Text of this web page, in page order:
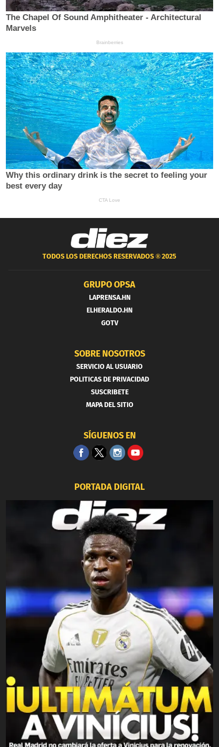
TODOS LOS DERECHOS RESERVADOS ®2025
GRUPO OPSA
LAPRENSA.HN
ELHERALDO.HN
GOTV
SOBRE NOSOTROS
SERVICIO AL USUARIO
POLITICAS DE PRIVACIDAD
SUSCRIBETE
MAPA DEL SITIO
SÍGUENOS EN
PORTADA DIGITAL